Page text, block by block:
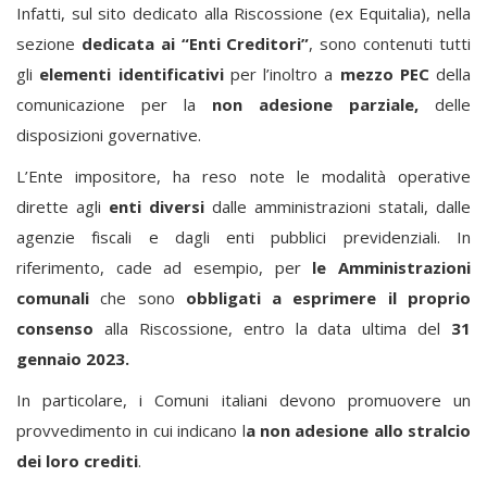
Infatti, sul sito dedicato alla Riscossione (ex Equitalia), nella
sezione dedicata ai “Enti Creditori”, sono contenuti tutti
gli elementi identificativi per l’inoltro a mezzo PEC della
comunicazione per la non adesione parziale, delle
disposizioni governative.
L’Ente impositore, ha reso note le modalità operative
dirette agli enti diversi dalle amministrazioni statali, dalle
agenzie fiscali e dagli enti pubblici previdenziali. In
riferimento, cade ad esempio, perle Amministrazioni
comunali che sono obbligati a esprimere il proprio
consenso alla Riscossione, entro la data ultima del 31
gennaio 2023.
In particolare, i Comuni italiani devono promuovere un
provvedimento in cui indicano la non adesione allo stralcio
dei loro crediti.